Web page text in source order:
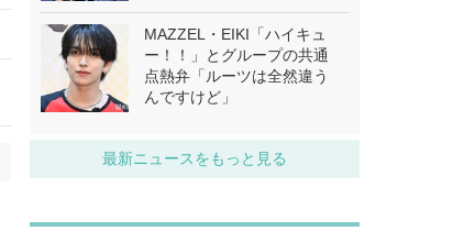
MAZZEL・EIKI「ハイキュ
ー！！」とグループの共通
点熱弁「ルーツは全然違う
んですけど」
最新ニュースをもっと見る